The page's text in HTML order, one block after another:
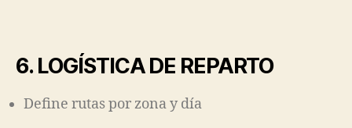
6. LOGÍSTICA DE REPARTO
Define rutas por zona y día